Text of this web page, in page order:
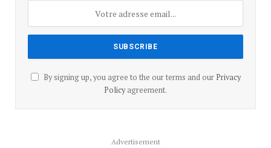
By signing up, you agree to the our terms and our Privacy
Policyagreement.
Advertisement